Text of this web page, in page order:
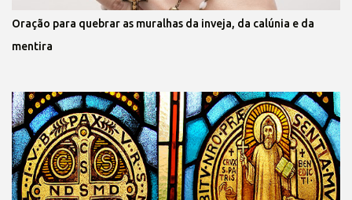
Oração para quebrar as muralhas da inveja, da calúnia e da
mentira